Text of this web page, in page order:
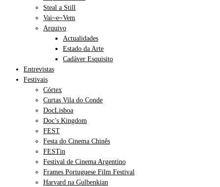
Steal a Still
Vai~e~Vem
Arquivo
Actualidades
Estado da Arte
Cadáver Esquisito
Entrevistas
Festivais
Córtex
Curtas Vila do Conde
DocLisboa
Doc’s Kingdom
FEST
Festa do Cinema Chinês
FESTin
Festival de Cinema Argentino
Frames Portuguese Film Festival
Harvard na Gulbenkian